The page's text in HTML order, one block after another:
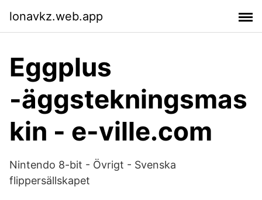
lonavkz.web.app
Eggplus
-äggstekningsmas
kin - e-ville.com
Nintendo 8-bit - Övrigt - Svenska
flippersällskapet